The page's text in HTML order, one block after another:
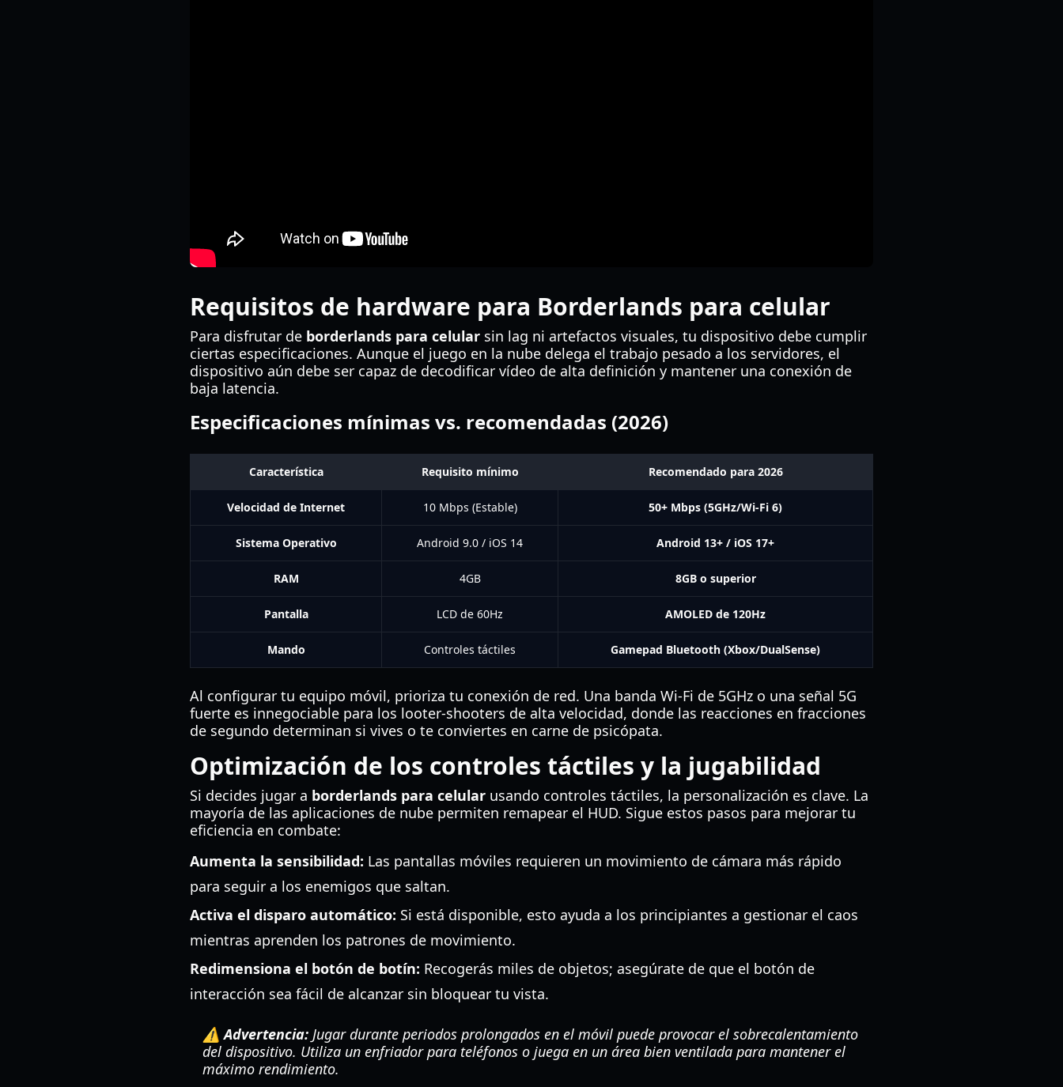
Requisitos de hardware para Borderlands para celular
Para disfrutar de borderlands para celular sin lag ni artefactos visuales, tu dispositivo debe cumplir
ciertas especificaciones. Aunque el juego en la nube delega el trabajo pesado a los servidores, el
dispositivo aún debe ser capaz de decodificar vídeo de alta definición y mantener una conexión de
baja latencia.
Especificaciones mínimas vs. recomendadas (2026)
Característica Requisito mínimo Recomendado para 2026
Velocidad de Internet 10 Mbps (Estable) 50+ Mbps (5GHz/Wi-Fi 6)
Sistema Operativo Android 9.0 / iOS 14 Android 13+ / iOS 17+
RAM 4GB 8GB o superior
Pantalla LCD de 60Hz AMOLED de 120Hz
Mando Controles táctiles Gamepad Bluetooth (Xbox/DualSense)
Al configurar tu equipo móvil, prioriza tu conexión de red. Una banda Wi-Fi de 5GHz o una señal 5G
fuerte es innegociable para los looter-shooters de alta velocidad, donde las reacciones en fracciones
de segundo determinan si vives o te conviertes en carne de psicópata.
Optimización de los controles táctiles y la jugabilidad
Si decides jugar a borderlands para celular usando controles táctiles, la personalización es clave. La
mayoría de las aplicaciones de nube permiten remapear el HUD. Sigue estos pasos para mejorar tu
eficiencia en combate:
Aumenta la sensibilidad: Las pantallas móviles requieren un movimiento de cámara más rápido
para seguir a los enemigos que saltan.
Activa el disparo automático: Si está disponible, esto ayuda a los principiantes a gestionar el caos
mientras aprenden los patrones de movimiento.
Redimensiona el botón de botín: Recogerás miles de objetos; asegúrate de que el botón de
interacción sea fácil de alcanzar sin bloquear tu vista.
⚠️ Advertencia: Jugar durante periodos prolongados en el móvil puede provocar el sobrecalentamiento
del dispositivo. Utiliza un enfriador para teléfonos o juega en un área bien ventilada para mantener el
máximo rendimiento.